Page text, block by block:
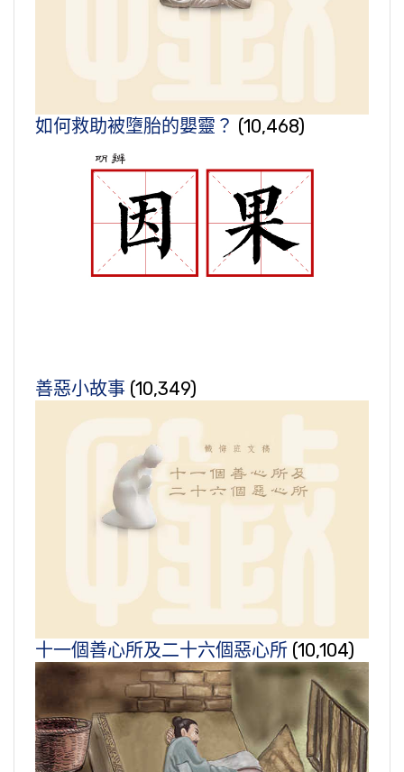
如何救助被墮胎的嬰靈？ (10,468)
善惡小故事 (10,349)
十一個善心所及二十六個惡心所 (10,104)